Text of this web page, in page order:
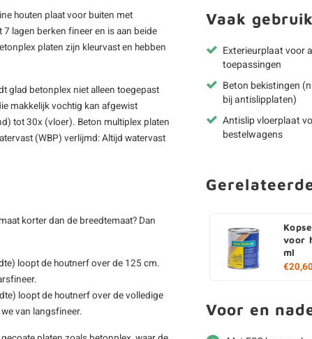
houten plaat voor buiten met
lagen berken fineer en is aan beide
platenzijn kleurvast en hebben
glad betonplex niet alleen toegepast
makkelijk vochtig kan afgewist
tot 30x (vloer). Beton multiplex platen
(WBP) verlijmd: Altijd watervast
korter dan de breedtemaat? Dan
loopt de houtnerf over de 125 cm.
loopt de houtnerf over de volledige
van langsfineer.
Vaak
Exterieurplaat voor
toepassingen
Beton bekistingen
bij antislipplaten)
Antislip vloerplaat
bestelwagens
voor
ml
€20,60
Voor en